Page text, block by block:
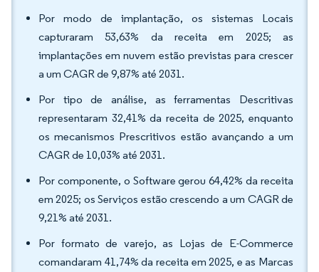
Por modo de implantação, os sistemas Locais
capturaram 53,63% da receita em 2025; as
implantações em nuvem estão previstas para crescer
a um CAGR de 9,87% até 2031.
Por tipo de análise, as ferramentas Descritivas
representaram 32,41% da receita de 2025, enquanto
os mecanismos Prescritivos estão avançando a um
CAGR de 10,03% até 2031.
Por componente, o Software gerou 64,42% da receita
em 2025; os Serviços estão crescendo a um CAGR de
9,21% até 2031.
Por formato de varejo, as Lojas de E-Commerce
comandaram 41,74% da receita em 2025, e as Marcas